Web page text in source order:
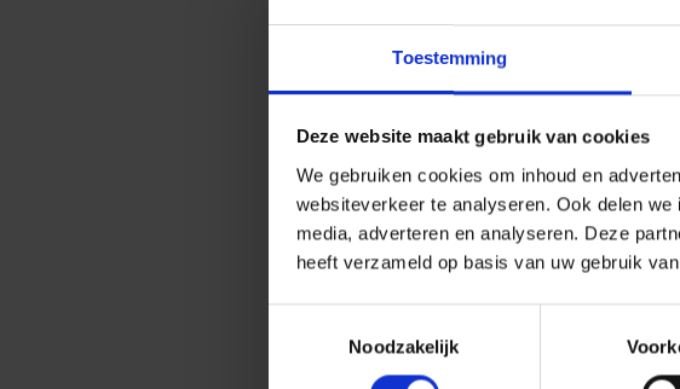
Toestemming
Deze website maakt gebruik van cookies
We gebruiken cookies om inhoud en
websiteverkeer te analyseren. Ook delen we
media, adverteren en analyseren. Deze
heeft verzameld op basis van uw gebruik
Noodzakelijk